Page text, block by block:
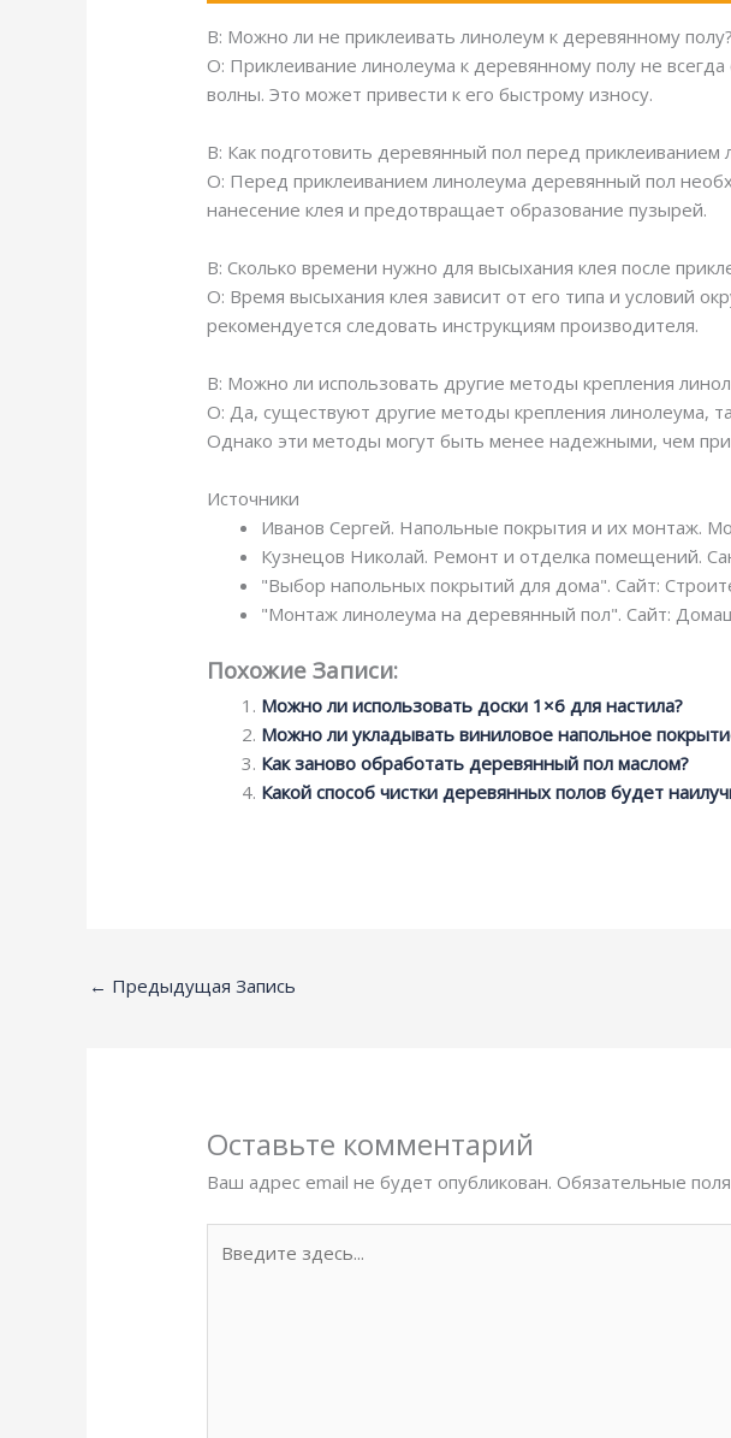
В: Можно ли не приклеивать линолеум к деревянному полу?
О: Приклеивание линолеума к деревянному полу не
волны. Это может привести к его быстрому износу.
В: Как подготовить деревянный пол перед приклеиванием
О: Перед приклеиванием линолеума деревянный пол
нанесение клея и предотвращает образование пузырей.
В: Сколько времени нужно для высыхания клея после
О: Время высыхания клея зависит от его типа и условий
рекомендуется следовать инструкциям производителя.
В: Можно ли использовать другие методы крепления
О: Да, существуют другие методы крепления линолеума,
Однако эти методы могут быть менее надежными, чем
Источники
Иванов Сергей. Напольные покрытия и их монтаж.
Кузнецов Николай. Ремонт и отделка помещений.
"Выбор напольных покрытий для дома". Сайт:
"Монтаж линолеума на деревянный пол". Сайт:
Похожие Записи:
Можно ли использовать доски 1×6 для настила?
Можно ли укладывать виниловое напольное
Как заново обработать деревянный пол маслом?
Какой способ чистки деревянных полов будет
← Предыдущая Запись
Оставьте комментарий
Ваш адрес email не будет опубликован. Обязательные
здесь...